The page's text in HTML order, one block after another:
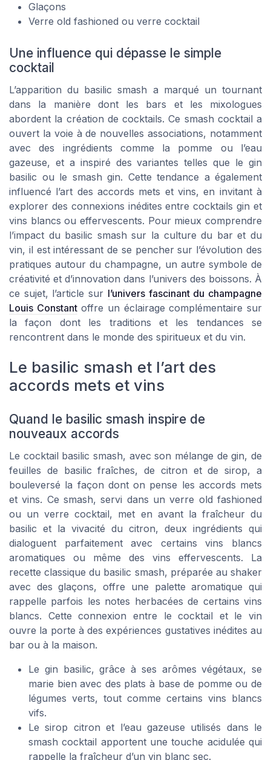
Glaçons
Verre old fashioned ou verre cocktail
Une influence qui dépasse le simple
cocktail
L’apparition du basilic smash a marqué un tournant
dans la manière dont les bars et les mixologues
abordent la création de cocktails. Ce smash cocktail a
ouvert la voie à de nouvelles associations, notamment
avec des ingrédients comme la pomme ou l’eau
gazeuse, et a inspiré des variantes telles que le gin
basilic ou le smash gin. Cette tendance a également
influencé l’art des accords mets et vins, en invitant à
explorer des connexions inédites entre cocktails gin et
vins blancs ou effervescents. Pour mieux comprendre
l’impact du basilic smash sur la culture du bar et du
vin, il est intéressant de se pencher sur l’évolution des
pratiques autour du champagne, un autre symbole de
créativité et d’innovation dans l’univers des boissons. À
ce sujet, l’article sur l’univers fascinant du champagne
Louis Constantoffre un éclairage complémentaire sur
la façon dont les traditions et les tendances se
rencontrent dans le monde des spiritueux et du vin.
Le basilic smash et l’art des
accords mets et vins
Quand le basilic smash inspire de
nouveaux accords
Le cocktail basilic smash, avec son mélange de gin, de
feuilles de basilic fraîches, de citron et de sirop, a
bouleversé la façon dont on pense les accords mets
et vins. Ce smash, servi dans un verre old fashioned
ou un verre cocktail, met en avant la fraîcheur du
basilic et la vivacité du citron, deux ingrédients qui
dialoguent parfaitement avec certains vins blancs
aromatiques ou même des vins effervescents. La
recette classique du basilic smash, préparée au shaker
avec des glaçons, offre une palette aromatique qui
rappelle parfois les notes herbacées de certains vins
blancs. Cette connexion entre le cocktail et le vin
ouvre la porte à des expériences gustatives inédites au
bar ou à la maison.
Le gin basilic, grâce à ses arômes végétaux, se
marie bien avec des plats à base de pomme ou de
légumes verts, tout comme certains vins blancs
vifs.
Le sirop citron et l’eau gazeuse utilisés dans le
smash cocktail apportent une touche acidulée qui
rappelle la fraîcheur d’un vin blanc sec.